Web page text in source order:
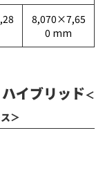
8,070×7,65
0 mm
イブリッド＜
＞